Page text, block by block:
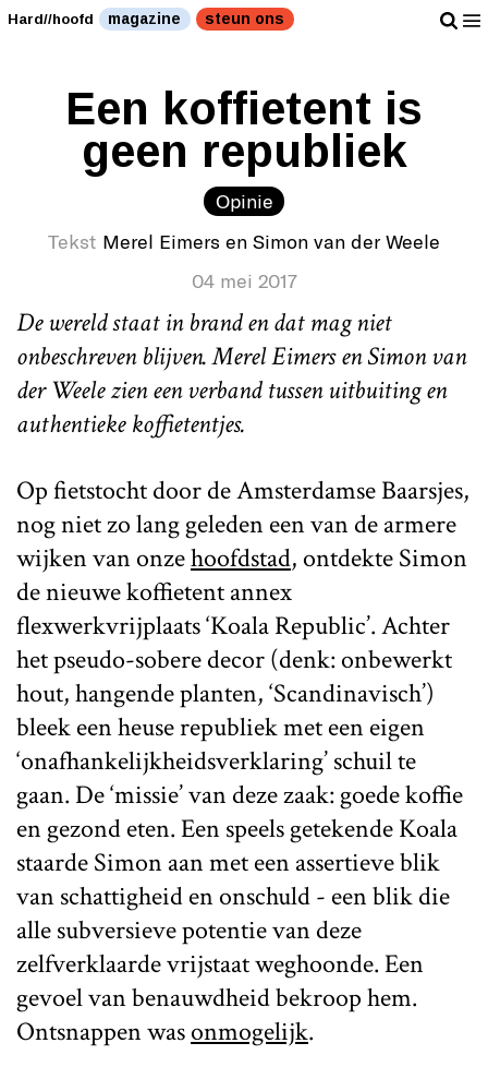
Hard//hoofd magazine steun ons
Een koffietent is
geen republiek
Opinie
Tekst Merel Eimers en Simon van der Weele
04 mei 2017
De wereld staat in brand en dat mag niet
onbeschreven blijven. Merel Eimers en Simon van
der Weele zien een verband tussen uitbuiting en
authentieke koffietentjes.
Op fietstocht door de Amsterdamse Baarsjes,
nog niet zo lang geleden een van de armere
wijken van onzehoofdstad, ontdekte Simon
de nieuwe koffietent annex
flexwerkvrijplaats ‘Koala Republic’. Achter
het pseudo-sobere decor (denk: onbewerkt
hout, hangende planten, ‘Scandinavisch’)
bleek een heuse republiek met een eigen
‘onafhankelijkheidsverklaring’ schuil te
gaan. De ‘missie’ van deze zaak: goede koffie
en gezond eten. Een speels getekende Koala
staarde Simon aan met een assertieve blik
van schattigheid en onschuld - een blik die
alle subversieve potentie van deze
zelfverklaarde vrijstaat weghoonde. Een
gevoel van benauwdheid bekroop hem.
Ontsnappen wasonmogelijk.